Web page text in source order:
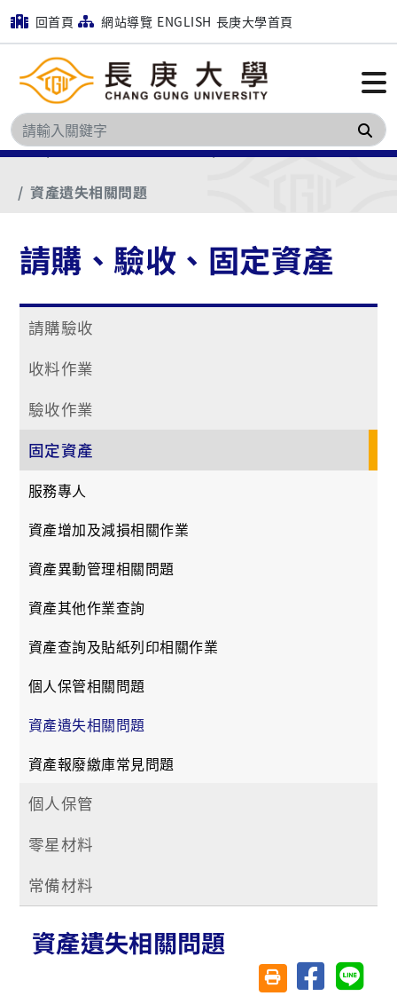
回首頁 網站導覽 ENGLISH 長庚大學首頁
搜
首頁
請購、驗收、固定資產
固定資產
資產遺失相關問題
請購、驗收、固定資產
請購驗收
收料作業
驗收作業
固定資產
服務專人
資產增加及減損相關作業
資產異動管理相關問題
資產其他作業查詢
資產查詢及貼紙列印相關作業
個人保管相關問題
資產遺失相關問題
資產報廢繳庫常見問題
個人保管
零星材料
常備材料
資產遺失相關問題
友善列印(另開視窗)
分享至臉書分享